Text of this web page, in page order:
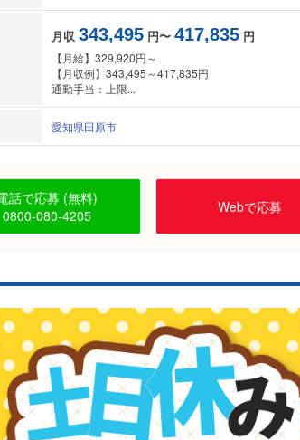
月収 343,495 円〜 417,835 円
【月給】329,920円～
【月収例】343,495～417,835円
通勤手当：上限...
愛知県田原市
話で応募 (無料)
0800-080-4205
Webで応募